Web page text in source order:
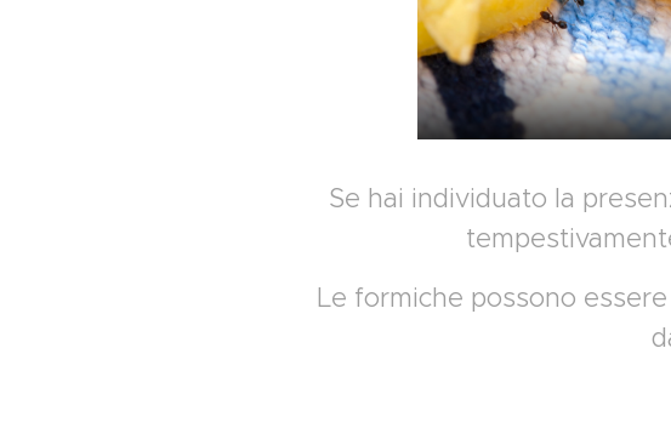
Se hai individuato la
Le formiche possono